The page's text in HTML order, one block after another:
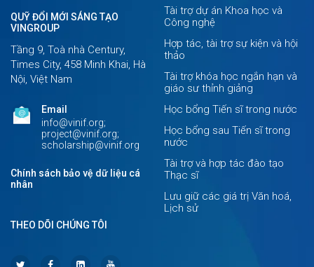
QUỸ ĐỔI MỚI SÁNG TẠO
VINGROUP
Tầng 9, Toà nhà Century,
Times City, 458 Minh Khai, Hà
Nội, Việt Nam
Email
info@vinif.org;
project@vinif.org;
scholarship@vinif.org
Chính sách bảo vệ dữ liệu cá
nhân
Tài trợ dự án Khoa học và
Công nghệ
Hợp tác, tài trợ sự kiện và hội
thảo
Tài trợ khóa học ngắn hạn và
giáo sư thỉnh giảng
Học bổng Tiến sĩ trong nước
Học bổng sau Tiến sĩ trong
nước
Tài trợ và hợp tác đào tạo
Thạc sĩ
Lưu giữ các giá trị Văn hoá,
Lịch sử
THEO DÕI CHÚNG TÔI